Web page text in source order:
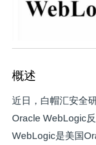
概述
近日，白帽汇安全
Oracle WebLogic
WebLogic是美国